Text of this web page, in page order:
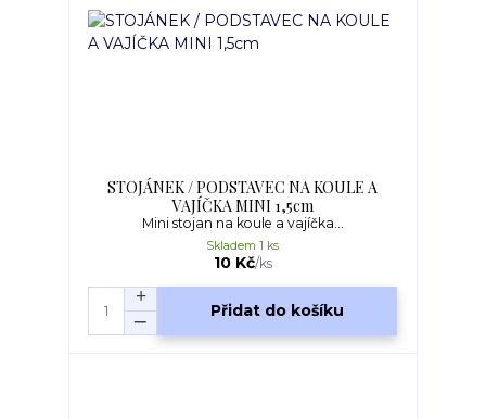
STOJÁNEK / PODSTAVEC NA KOULE A
VAJÍČKA MINI 1,5cm
Mini stojan na koule a vajíčka...
10 Kč/ks
Skladem 1 ks
Přidat do košíku